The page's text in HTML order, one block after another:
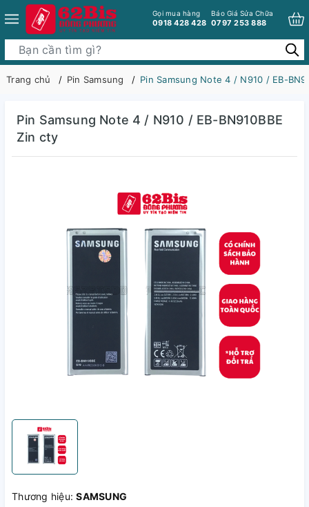
Gọi mua hàng
0918 428 428
Báo Giá Sửa Chữa
0797 253 888
Trang chủ Pin Samsung Pin Samsung Note 4 / N910 / EB-
Pin Samsung Note 4 / N910 / EB-BN910BBE
Zin cty
Thương hiệu:SAMSUNG